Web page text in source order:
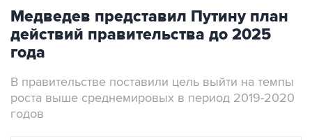
Медведев представил Путину план
действий правительства до 2025
года
В правительстве поставили цель выйти на темпы
роста выше среднемировых в период 2019-2020
годов